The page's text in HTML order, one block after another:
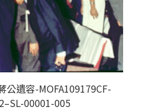
公遺容-MOFA109179CF-
00001-005